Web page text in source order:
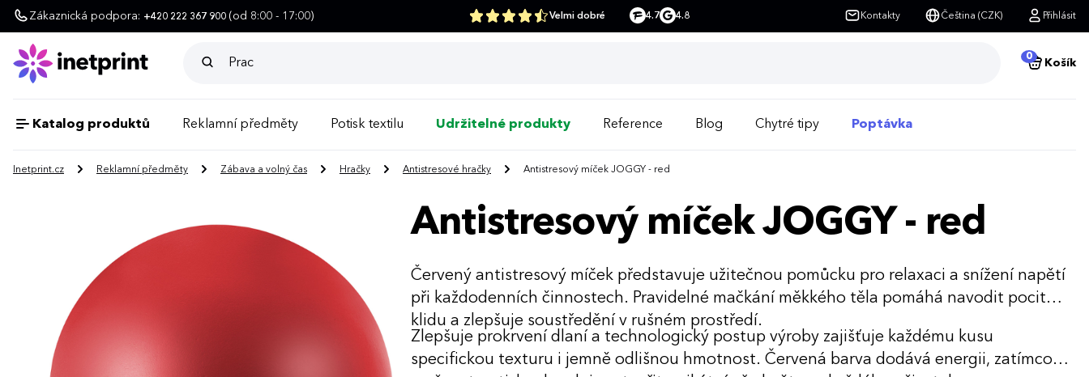
Zákaznická podpora: +420 222 367 900 (od 8:00 - 17:00) Velmi dobré 4.7 4.8 Kontakty Čeština (CZK) Přihlásit
0
Košík
Katalog produktů Reklamní předměty Potisk textilu Udržitelné produkty Reference Blog Chytré tipy Poptávka
Inetprint.cz Reklamní předměty Zábava a volný čas Hračky Antistresové hračky Antistresový míček JOGGY - red
Antistresový míček JOGGY - red
Červený antistresový míček představuje užitečnou pomůcku pro relaxaci a snížení napětí
při každodenních činnostech. Pravidelné mačkání měkkého těla pomáhá navodit pocit
klidu a zlepšuje soustředění v rušném prostředí.
Zlepšuje prokrvení dlaní a technologický postup výroby zajišťuje každému kusu
specifickou texturu i jemně odlišnou hmotnost. Červená barva dodává energii, zatímco